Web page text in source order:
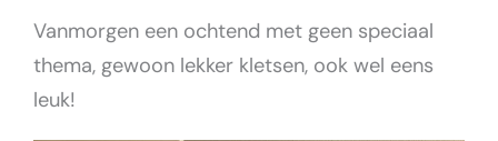
Vanmorgen een ochtend met geen speciaal
thema, gewoon lekker kletsen, ook wel eens
leuk!